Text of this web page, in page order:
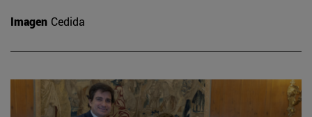
Imagen Cedida